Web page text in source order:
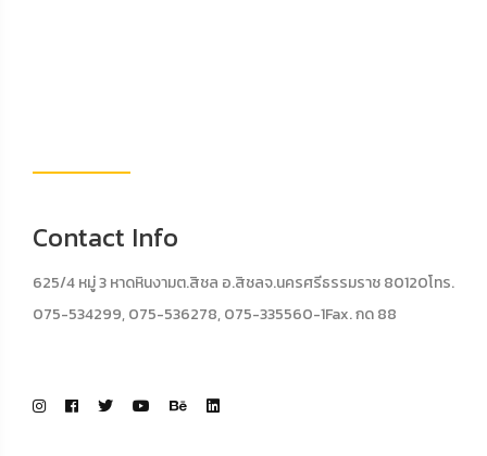
Contact Info
625/4 หมู่ 3 หาดหินงามต.สิชล อ.สิชลจ.นครศรีธรรมราช 80120โทร.
075-534299, 075-536278, 075-335560-1Fax. กด 88